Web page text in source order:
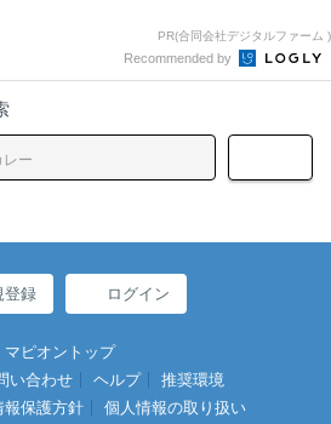
PR(合同会社デジタルファーム )
Recommended by
登録 ログイン
マピオントップ
い合わせ ヘルプ
推奨環境
報保護方針 個人情報の取り扱い